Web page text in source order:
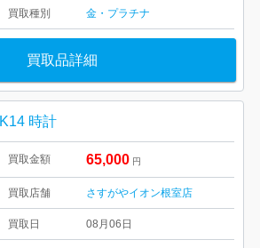
買取種別 金・プラチナ
買取品詳細
K14 時計
買取金額 65,000 円
買取店舗 さすがやイオン根室店
買取日 08月06日